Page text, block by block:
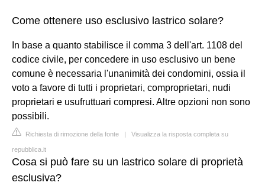
Come ottenere uso esclusivo lastrico solare?
In base a quanto stabilisce il comma 3 dell'art. 1108 del
codice civile, per concedere in uso esclusivo un bene
comune è necessaria l'unanimità dei condomini, ossia il
voto a favore di tutti i proprietari, comproprietari, nudi
proprietari e usufruttuari compresi. Altre opzioni non sono
possibili.
Richiesta di rimozione della fonte | Visualizza la risposta completa su
repubblica.it
Cosa si può fare su un lastrico solare di proprietà
esclusiva?